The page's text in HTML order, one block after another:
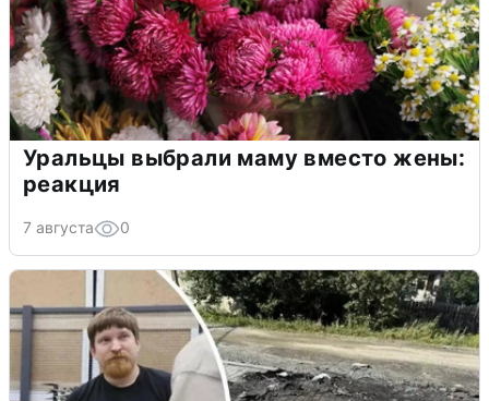
Уральцы выбрали маму вместо жены:
реакция
7 августа 0